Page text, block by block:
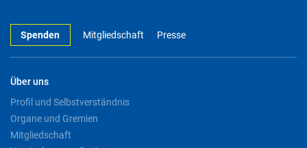
Spenden Mitgliedschaft Presse
Über uns
Profil und Selbstverständnis
Organe und Gremien
Mitgliedschaft